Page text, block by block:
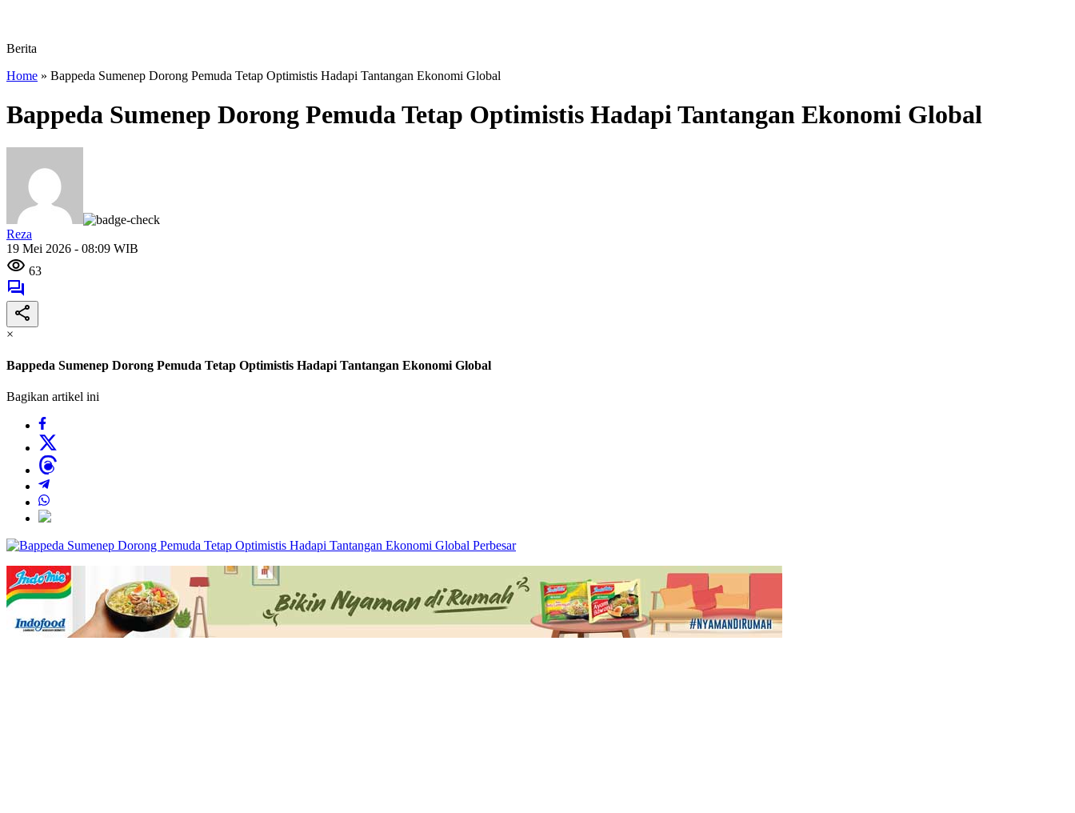
Berita
Home » Bappeda Sumenep Dorong Pemuda Tetap Optimistis Hadapi Tantangan Ekonomi Global
Bappeda Sumenep Dorong Pemuda Tetap Optimistis Hadapi Tantangan Ekonomi Global
Reza
19 Mei 2026 - 08:09 WIB
63
×
Bappeda Sumenep Dorong Pemuda Tetap Optimistis Hadapi Tantangan Ekonomi Global
Bagikan artikel ini
Perbesar